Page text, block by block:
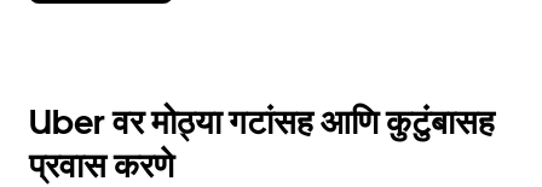
Uber वर मोठ्या गटांसह आणि कुटुंबासह
प्रवास करणे